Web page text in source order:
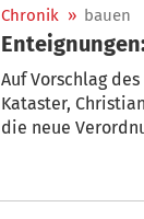
Chronik » bauen
Auf Vorschlag
Kataster,
die neue
2025 durch